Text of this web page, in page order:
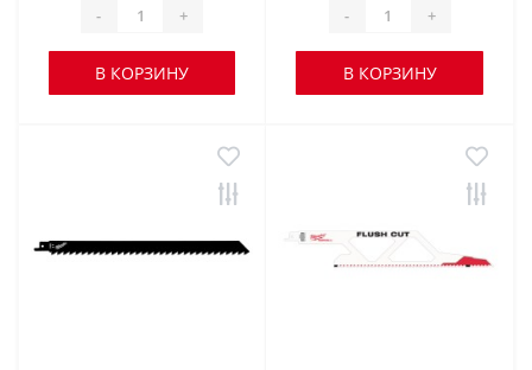
- +
В КОРЗИНУ
- +
В КОРЗИНУ